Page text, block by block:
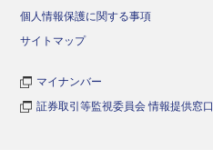
個人情報保護に関する事項
サイトマップ
マイナンバー
証券取引等監視委員会 情報提供窓口